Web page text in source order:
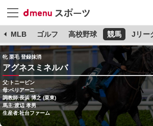
MLB ゴルフ 高校野球 競馬 Jリー
牝 栗毛 登録抹消
アグネスミネルバ
父:トニービン
母:ベリアーニ
調教師:長浜 博之 (栗東)
馬主:渡辺 孝男
生産者:社台ファーム